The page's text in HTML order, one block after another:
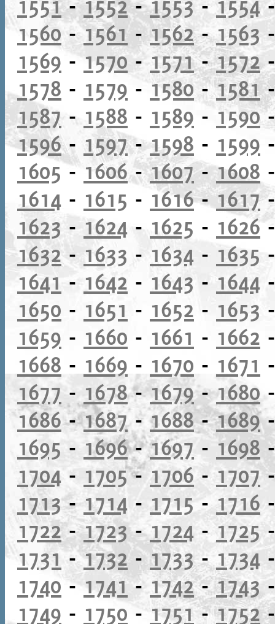
1560 -1561-1562-1563
1569 -1570-1571-1572
1578 - 1579 -1580-1581
1587- 1588 - 1589 - 1590
1596- 1597-1598 - 1599
1605- 1606-1607-1608
1614 - 1615 - 1616-1617
1623 -1624 - 1625 - 1626
1632- 1633 - 1634 - 1635
1641 - 1642 - 1643 - 1644
1650 - 1651 - 1652 - 1653
1659 - 1660 - 1661 - 1662
1668 - 1669 - 1670 - 1671
1677- 1678-1679-1680
1686-1687-1688-1689
1695 - 1696-1697 - 1698
1704 - 1705-1706- 1707
1713-1714 - 1715-1716
1722-1723-1724-1725
1731 -1732-1733- 1734
1740 -1741- 1742-1743
1749 - 1750 -1751-1752